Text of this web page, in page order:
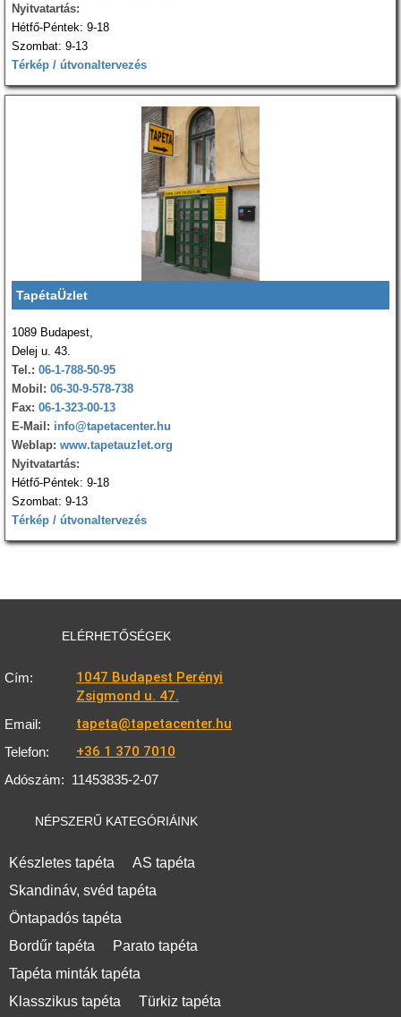
Nyitvatartás:
Hétfő-Péntek: 9-18
Szombat: 9-13
Térkép / útvonaltervezés
TapétaÜzlet
1089 Budapest,
Delej u. 43.
Tel.: 06-1-788-50-95
Mobil: 06-30-9-578-738
Fax: 06-1-323-00-13
E-Mail: info@tapetacenter.hu
Weblap: www.tapetauzlet.org
Nyitvatartás:
Hétfő-Péntek: 9-18
Szombat: 9-13
Térkép / útvonaltervezés
ELÉRHETŐSÉGEK
Cím:
1047 Budapest Perényi
Zsigmond u. 47.
Email: tapeta@tapetacenter.hu
Telefon: +36 1 370 7010
Adószám: 11453835-2-07
NÉPSZERŰ KATEGÓRIÁINK
Készletes tapéta
AS tapéta
Skandináv, svéd tapéta
Öntapadós tapéta
Bordűr tapéta
Parato tapéta
Tapéta minták tapéta
Klasszikus tapéta
Türkiz tapéta